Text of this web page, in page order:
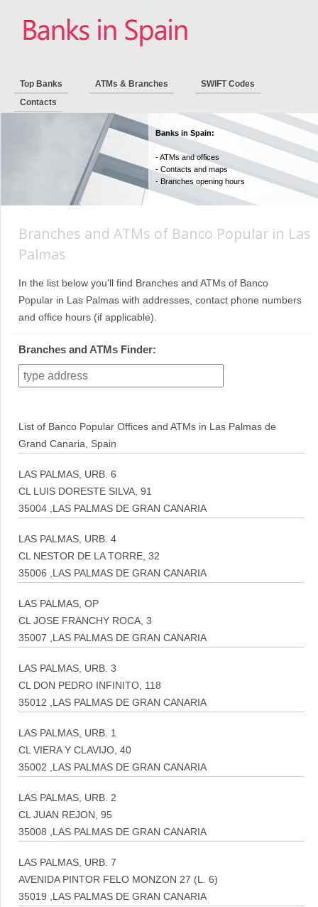
Top Banks ATMs & Branches
SWIFT Codes
Contacts
Banks in Spain:
- ATMs and offices
- Contacts and maps
- Branches opening hours
Branches and ATMs of Banco Popular in Las
Palmas
In the list below you'll find Branches and ATMs of Banco
Popular in Las Palmas with addresses, contact phone numbers
and office hours (if applicable).
Branches and ATMs Finder:
List of Banco Popular Offices and ATMs in Las Palmas de
Grand Canaria, Spain
LAS PALMAS, URB. 6
CL LUIS DORESTE SILVA, 91
35004 ,LAS PALMAS DE GRAN CANARIA
LAS PALMAS, URB. 4
CL NESTOR DE LA TORRE, 32
35006 ,LAS PALMAS DE GRAN CANARIA
LAS PALMAS, OP
CL JOSE FRANCHY ROCA, 3
35007 ,LAS PALMAS DE GRAN CANARIA
LAS PALMAS, URB. 3
CL DON PEDRO INFINITO, 118
35012 ,LAS PALMAS DE GRAN CANARIA
LAS PALMAS, URB. 1
CL VIERA Y CLAVIJO, 40
35002 ,LAS PALMAS DE GRAN CANARIA
LAS PALMAS, URB. 2
CL JUAN REJON, 95
35008 ,LAS PALMAS DE GRAN CANARIA
LAS PALMAS, URB. 7
AVENIDA PINTOR FELO MONZON 27 (L. 6)
35019 ,LAS PALMAS DE GRAN CANARIA